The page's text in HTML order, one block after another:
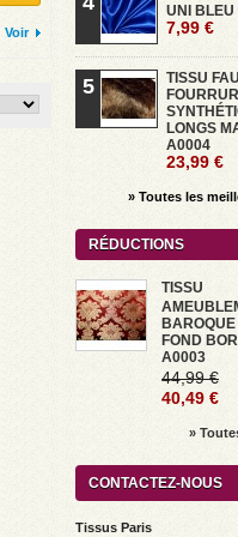
Voir
UNI BLEU
7,99 €
5
TISSU
LONGS
A0004
23,99 €
» Toutes les
RÉDUCTIONS
TISSU
FOND
A0003
44,99 €
40,49 €
»
CONTACTEZ-NOUS
Tissus Paris